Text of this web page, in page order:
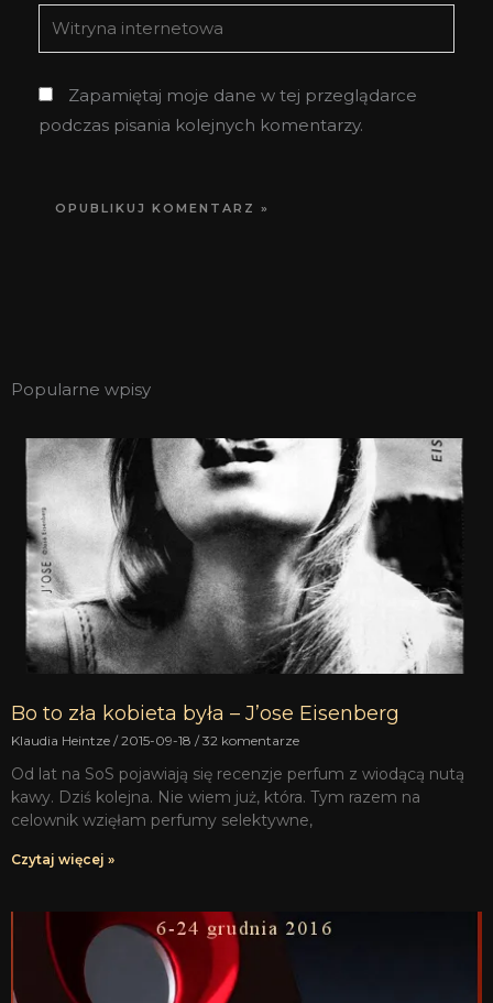
Witryna
internetowa
Zapamiętaj moje dane w tej przeglądarce
podczas pisania kolejnych komentarzy.
Popularne wpisy
Bo to zła kobieta była – J’ose Eisenberg
Klaudia Heintze 2015-09-18 32 komentarze
Od lat na SoS pojawiają się recenzje perfum z wiodącą nutą
kawy. Dziś kolejna. Nie wiem już, która. Tym razem na
celownik wzięłam perfumy selektywne,
Czytaj więcej »